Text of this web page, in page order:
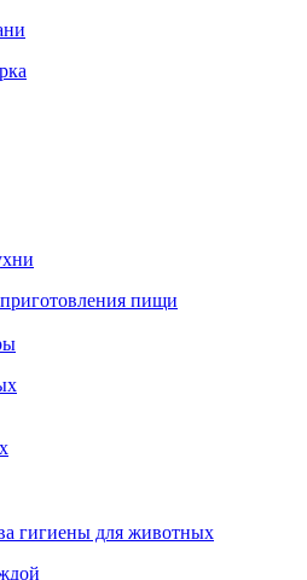
пищи
гигиены для животных